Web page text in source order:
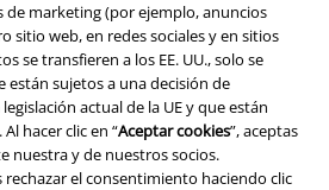
de marketing (por ejemplo, anuncios
sitio web, en redes sociales y en sitios
se transfieren a los EE. UU., solo se
están sujetos a una decisión de
actual de la UE y que están
hacer clic en “Aceptar cookies”, aceptas
nuestra y de nuestros socios.
el consentimiento haciendo clic